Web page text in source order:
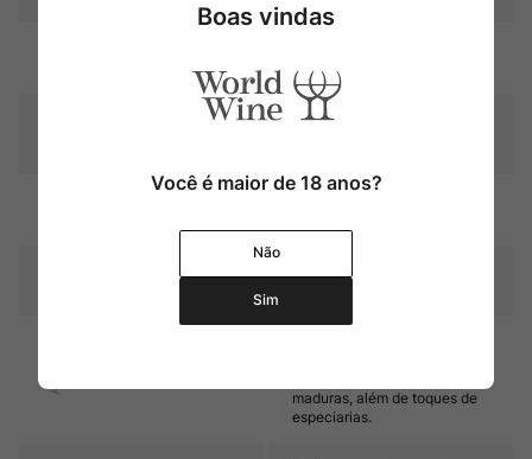
Graduação Alcóoli
Temperatura 16ºC – 18ºC
maduras, além de toques de
especiarias.
Boas vindas
Você é maior de 18 anos?
Não
Sim